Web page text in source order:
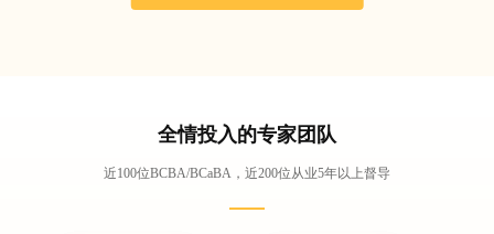
全情投入的专家团队
近100位BCBA/BCaBA，近200位从业5年以上督导